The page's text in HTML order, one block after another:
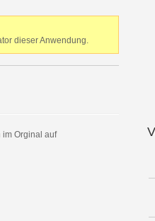
dieser Anwendung.
Orginal auf